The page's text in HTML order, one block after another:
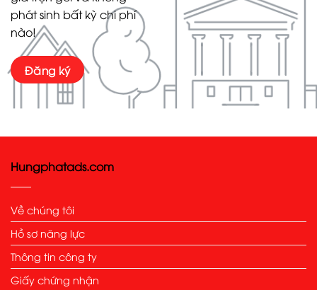
phát sinh bất kỳ chi phí
nào!
Đăng ký
Hungphatads.com
Về chúng tôi
Hồ sơ năng lực
Thông tin công ty
Giấy chứng nhận